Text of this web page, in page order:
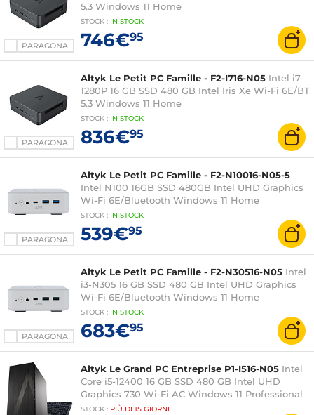
PARAGONA
5.3 Windows 11 Home
STOCK : IN STOCK
746€95
PARAGONA
Altyk Le Petit PC Famille - F2-I716-N05 Intel i7-
1280P 16 GB SSD 480 GB Intel Iris Xe Wi-Fi 6E/BT
5.3 Windows 11 Home
STOCK : IN STOCK
836€95
PARAGONA
Altyk Le Petit PC Famille - F2-N10016-N05-5
Intel N100 16GB SSD 480GB Intel UHD Graphics
Wi-Fi 6E/Bluetooth Windows 11 Home
STOCK : IN STOCK
539€95
PARAGONA
Altyk Le Petit PC Famille - F2-N30516-N05 Intel
i3-N305 16 GB SSD 480 GB Intel UHD Graphics
Wi-Fi 6E/Bluetooth Windows 11 Home
STOCK : IN STOCK
683€95
Altyk Le Grand PC Entreprise P1-I516-N05 Intel
Core i5-12400 16 GB SSD 480 GB Intel UHD
Graphics 730 Wi-Fi AC Windows 11 Professional
STOCK : PIÙ DI 15 GIORNI